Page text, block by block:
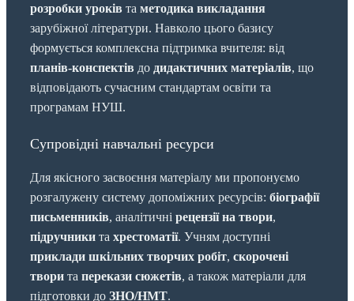
розробки уроків та методика викладання
зарубіжної літератури. Навколо цього базису
формується комплексна підтримка вчителя: від
планів-конспектів до дидактичних матеріалів, що
відповідають сучасним стандартам освіти та
програмам НУШ.
Супровідні навчальні ресурси
Для якісного засвоєння матеріалу ми пропонуємо
розгалужену систему допоміжних ресурсів: біографії
письменників, аналітичні рецензії на твори,
підручники та хрестоматії. Учням доступні
приклади шкільних творчих робіт, скорочені
твори та перекази сюжетів, а також матеріали для
підготовки до ЗНО/НМТ.